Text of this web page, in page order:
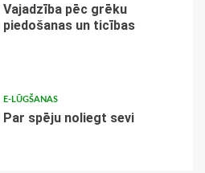
Vajadzība pēc grēku
piedošanas un ticības
E-LŪGŠANAS
Par spēju noliegt sevi